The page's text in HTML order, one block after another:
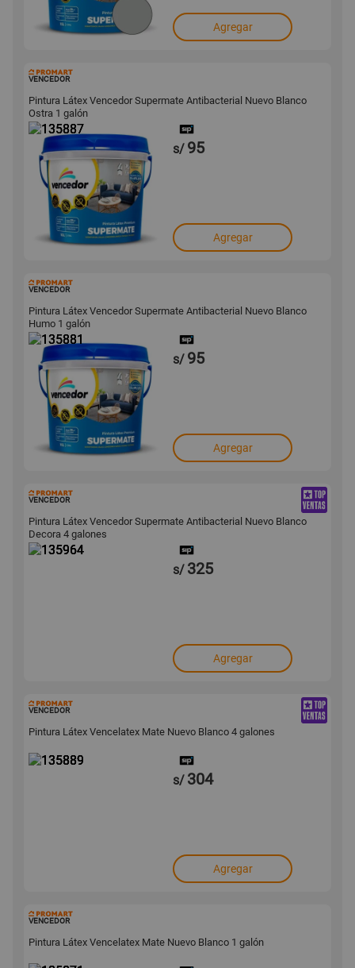
Agregar
VENCEDOR
Pintura Látex Vencedor Supermate Antibacterial Nuevo Blanco
Ostra 1 galón
s/ 95
Agregar
VENCEDOR
Pintura Látex Vencedor Supermate Antibacterial Nuevo Blanco
Humo 1 galón
s/ 95
Agregar
VENCEDOR
Pintura Látex Vencedor Supermate Antibacterial Nuevo Blanco
Decora 4 galones
s/ 325
Agregar
VENCEDOR
Pintura Látex Vencelatex Mate Nuevo Blanco 4 galones
s/ 304
Agregar
VENCEDOR
Pintura Látex Vencelatex Mate Nuevo Blanco 1 galón